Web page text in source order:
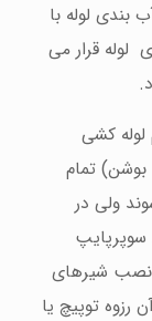
بندی لوله با
لوله قرار می
كشی
بوشن) تمام
ولی در
نصب شیرهای
توپیچ یا